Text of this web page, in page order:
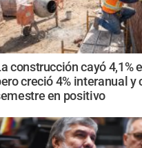
construcción cayó 4,1%
creció 4% interanual y
en positivo